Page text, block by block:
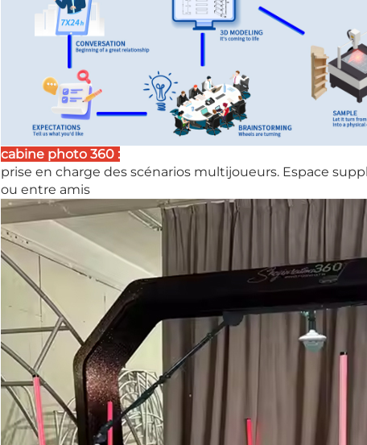
cabine photo 360 :
prise en charge des scénarios multijoueurs. Espace
ou entre amis